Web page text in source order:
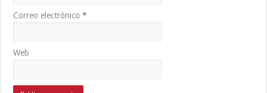
Correo electrónico*
Web